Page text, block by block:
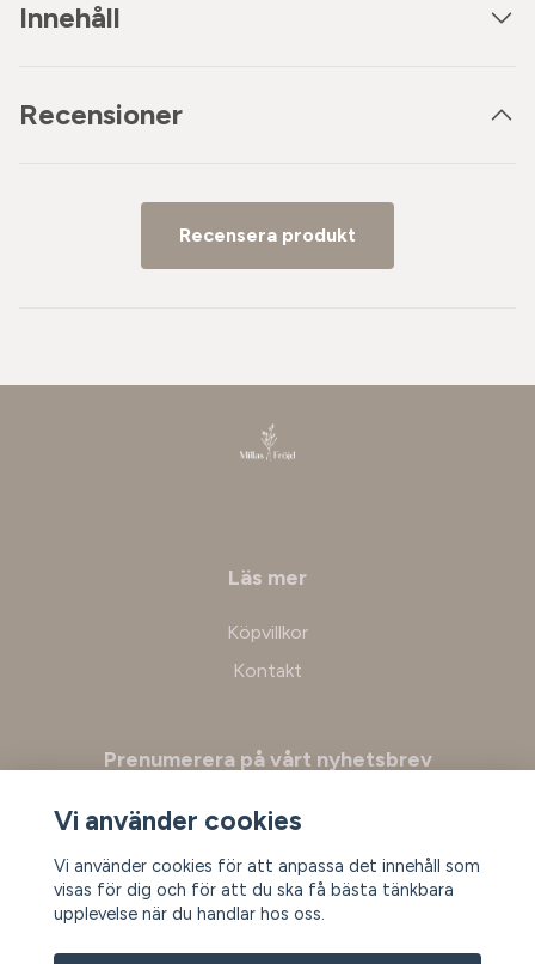
Innehåll
Recensioner
Recensera produkt
Läs mer
Köpvillkor
Kontakt
Prenumerera på vårt nyhetsbrev
Vi använder cookies
Vi använder cookies för att anpassa det innehåll som
visas för dig och för att du ska få bästa tänkbara
upplevelse när du handlar hos oss.